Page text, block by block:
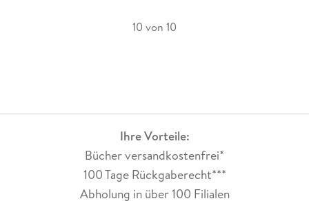
10 von 10
Ihre Vorteile:
Bücher versandkostenfrei*
100 Tage Rückgaberecht***
Abholung in über 100 Filialen